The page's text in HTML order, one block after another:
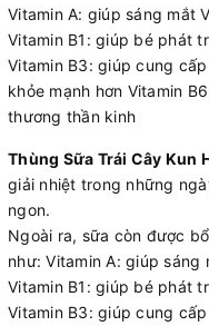
Vitamin A: giúp sáng mắt
Vitamin B1: giúp bé phát
Vitamin B3: giúp cung
khỏe mạnh hơn Vitamin
thương thần kinh
Thùng Sữa Trái Cây Kun
giải nhiệt trong những
ngon.
Ngoài ra, sữa còn được
như: Vitamin A: giúp sáng
Vitamin B1: giúp bé phát
Vitamin B3: giúp cung